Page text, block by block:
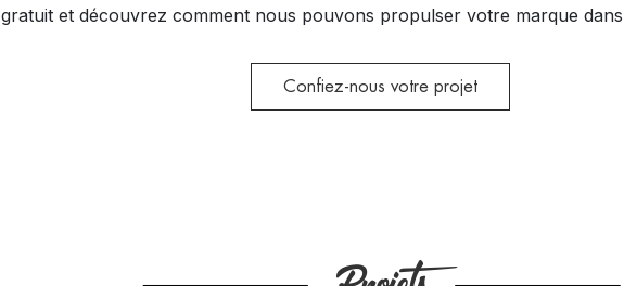
gratuit et découvrez comment nous pouvons propulser votre marque dans
Confiez-nous votre projet